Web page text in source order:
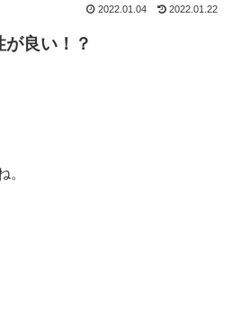
2022.01.04 2022.01.22
が良い！？
。